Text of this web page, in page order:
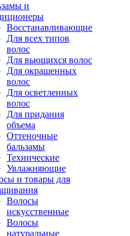
и
Восстанавливающие
Для всех типов
волос
Для вьющихся волос
Для окрашенных
волос
Для осветленных
волос
Для придания
объема
Оттеночные
бальзамы
Технические
Увлажняющие
и товары для
Волосы
искусственные
Волосы
натуральные